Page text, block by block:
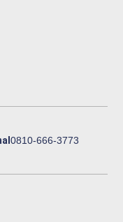
0810-666-3773